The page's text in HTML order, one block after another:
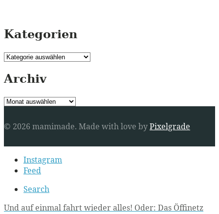
Kategorien
Kategorien
Archiv
Archiv
© 2026 mamimade. Made with love byPixelgrade
Secondary
navigationInstagram
Feed
Search
Post
Und auf einmal fahrt wieder alles! Oder: Das Öffinetz